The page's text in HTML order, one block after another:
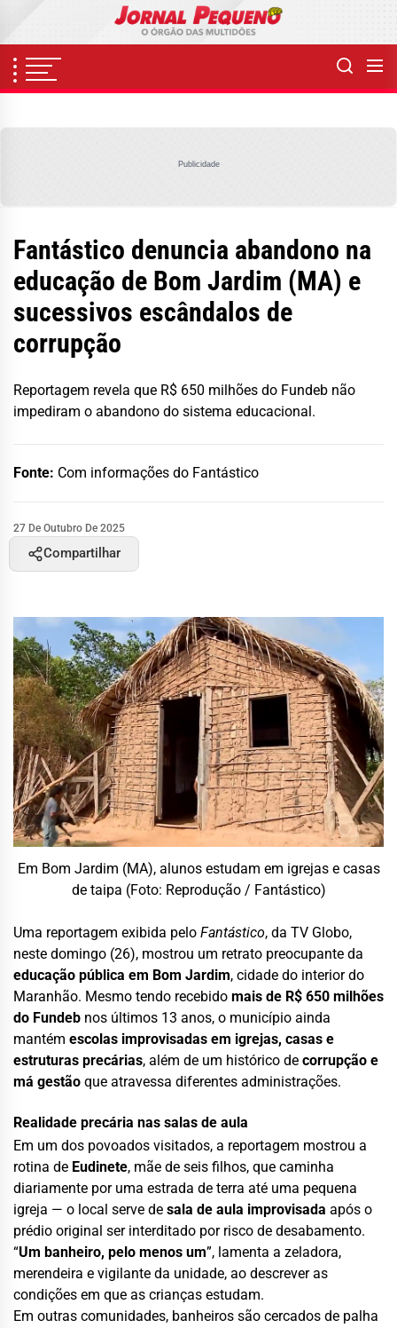
content
Publicidade
Fantástico denuncia abandono na
educação de Bom Jardim (MA) e
sucessivos escândalos de
corrupção
Reportagem revela que R$ 650 milhões do Fundeb não
impediram o abandono do sistema educacional.
Fonte: Com informações do Fantástico
27 De Outubro De 2025
Compartilhar
Em Bom Jardim (MA), alunos estudam em igrejas e casas
de taipa (Foto: Reprodução / Fantástico)
Uma reportagem exibida pelo Fantástico, da TV Globo,
neste domingo (26), mostrou um retrato preocupante da
educação pública em Bom Jardim, cidade do interior do
Maranhão. Mesmo tendo recebido mais de R$ 650 milhões
do Fundeb nos últimos 13 anos, o município ainda
mantém escolas improvisadas em igrejas, casas e
estruturas precárias, além de um histórico de corrupção e
má gestão que atravessa diferentes administrações.
Realidade precária nas salas de aula
Em um dos povoados visitados, a reportagem mostrou a
rotina de Eudinete, mãe de seis filhos, que caminha
diariamente por uma estrada de terra até uma pequena
igreja — o local serve de sala de aula improvisada após o
prédio original ser interditado por risco de desabamento.
“Um banheiro, pelo menos um”, lamenta a zeladora,
merendeira e vigilante da unidade, ao descrever as
condições em que as crianças estudam.
Em outras comunidades, banheiros são cercados de palha